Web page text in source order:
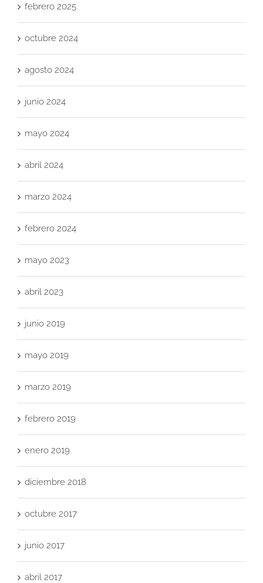
febrero 2025
octubre 2024
agosto 2024
junio 2024
mayo 2024
abril 2024
marzo 2024
febrero 2024
mayo 2023
abril 2023
junio 2019
mayo 2019
marzo 2019
febrero 2019
enero 2019
diciembre 2018
octubre 2017
junio 2017
abril 2017